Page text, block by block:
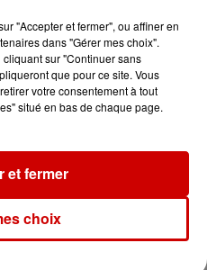
Vacances : inscrivez-
"Accepter et fermer", ou affiner en
dans "Gérer mes choix".
sur "Continuer sans
que pour ce site. Vous
votre consentement à tout
situé en bas de chaque page.
choix
et fermer